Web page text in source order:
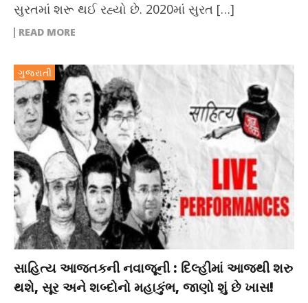
સુરતમાં શરૂ થઈ રહ્યો છે. 2020માં સુરત […]
READ MORE
ગુજરાતી
સાહિત્ય આજતકની નવાજૂની : દિલ્હીમાં આજથી શરુ
થશે, સૂર અને શબ્દોનો મહાકુંભ, જાણો શું છે ખાસ!